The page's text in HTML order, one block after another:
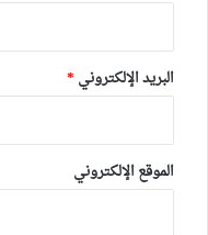
البريد الإلكتروني *
الموقع الإلكتروني